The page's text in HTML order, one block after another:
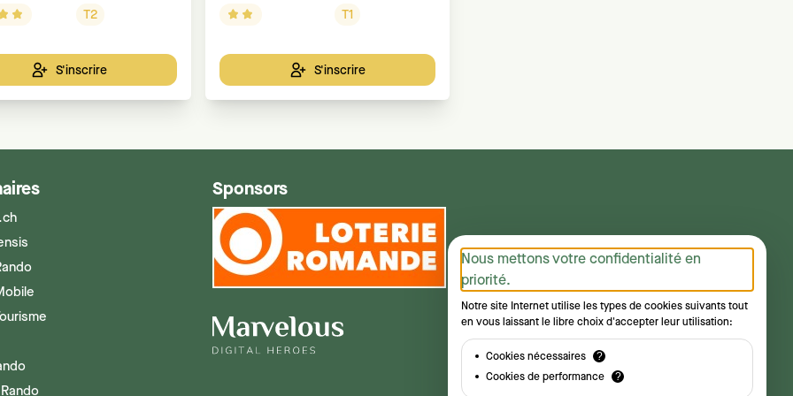
T2
S'inscrire
Pour
T1
S'inscrire
Sponsors
Nous mettons votre confidentialité en
priorité.
Notre site Internet utilise les types de cookies suivants tout
en vous laissant le libre choix d'accepter leur utilisation:
Cookies nécessaires ?
Cookies de performance ?